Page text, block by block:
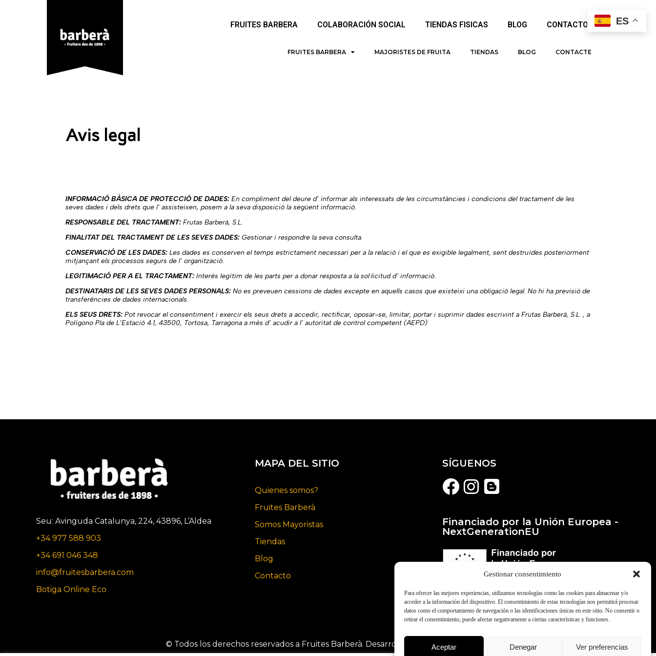
Gestionar consentimiento
Para ofrecer las mejores experiencias, utilizamos tecnologías como las cookies para almacenar y/o
acceder a la información del dispositivo. El consentimiento de estas tecnologías nos permitirá procesar
datos como el comportamiento de navegación o las identificaciones únicas en este sitio. No consentir o
retirar el consentimiento, puede afectar negativamente a ciertas características y funciones.
Aceptar Denegar Ver preferencias
FRUITES BARBERA COLABORACIÓN SOCIAL TIENDAS FISICAS BLOG CONTACTO
FRUITES BARBERA MAJORISTES DE FRUITA TIENDAS BLOG CONTACTE
Avis legal
INFORMACIÓ BÀSICA DE PROTECCIÓ DE DADES: En compliment del deure d’ informar als interessats de les circumstàncies i condicions del tractament de les
seves dades i dels drets que l’ assisteixen, posem a la seva disposició la següent informació.
RESPONSABLE DEL TRACTAMENT: Frutas Barberà, S.L.
FINALITAT DEL TRACTAMENT DE LES SEVES DADES: Gestionar i respondre la seva consulta.
CONSERVACIÓ DE LES DADES: Les dades es conserven el temps estrictament necessari per a la relació i el que es exigible legalment, sent destruïdes posteriorment
mitjançant els processos segurs de l’ organització.
LEGITIMACIÓ PER A EL TRACTAMENT: Interès legítim de les parts per a donar resposta a la sol·licitud d’ informació.
DESTINATARIS DE LES SEVES DADES PERSONALS:No es preveuen cessions de dades excepte en aquells casos que existeixi una obligació legal. No hi ha previsió de
transferències de dades internacionals.
ELS SEUS DRETS: Pot revocar el consentiment i exercir els seus drets a accedir, rectificar, oposar-se, limitar, portar i suprimir dades escrivint a Frutas Barberà, S.L. , a
Polígono Pla de L’Estació 4.1, 43500, Tortosa, Tarragona a més d’ acudir a l’ autoritat de control competent (AEPD)
Seu: Avinguda Catalunya, 224, 43896, L’Aldea
+34 977 588 903
+34 691 046 348
info@fruitesbarbera.com
Botiga Online Eco
MAPA DEL SITIO
Quienes somos?
Fruites Barberà
Somos Mayoristas
Tiendas
Blog
Contacto
SÍGUENOS
Financiado por la Unión Europea -
NextGenerationEU
© Todos los derechos reservados a Fruites Barberà. Desarrollado por Pymeralia.com
ES